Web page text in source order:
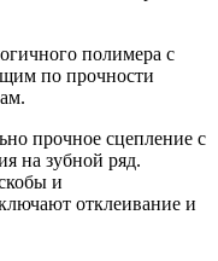
полимера с
по прочности
прочное сцепление с
на зубной ряд.
и
отклеивание и